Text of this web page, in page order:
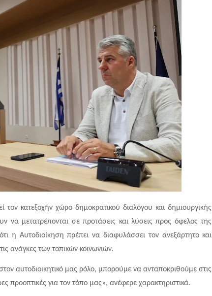
τον κατεξοχήν χώρο δημοκρατικού διαλόγου και δημιουργικής
να μετατρέπονται σε προτάσεις και λύσεις προς όφελος της
η Αυτοδιοίκηση πρέπει να διαφυλάσσει τον ανεξάρτητο και
ανάγκες των τοπικών κοινωνιών.
αυτοδιοικητικό μας ρόλο, μπορούμε να ανταποκριθούμε στις
προοπτικές για τον τόπο μας», ανέφερε χαρακτηριστικά.